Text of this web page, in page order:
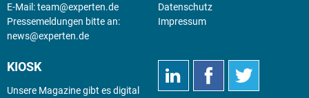
E-Mail:team@experten.de
Pressemeldungen bitte an:
news@experten.de
Datenschutz
Impressum
KIOSK
Unsere Magazine gibt es digital